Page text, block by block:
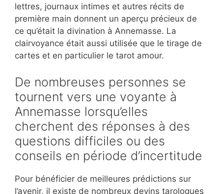
lettres, journaux intimes et autres récits de
première main donnent un aperçu précieux de
ce qu’était la divination à Annemasse. La
clairvoyance était aussi utilisée que le tirage de
cartes et en particulier le tarot amour.
De nombreuses personnes se
tournent vers une voyante à
Annemasse lorsqu’elles
cherchent des réponses à des
questions difficiles ou des
conseils en période d’incertitude
Pour bénéficier de meilleures prédictions sur
l’avenir, il existe de nombreux devins tarologues